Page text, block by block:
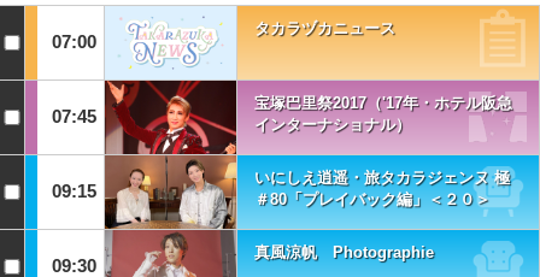
07:00
タカラヅカニュース
07:45
宝塚巴里祭2017（'17年・ホテル阪急
インターナショナル）
09:15
いにしえ逍遥・旅タカラジェンヌ 極
＃80「プレイバック編」＜２０＞
09:30
真風涼帆 Photographie